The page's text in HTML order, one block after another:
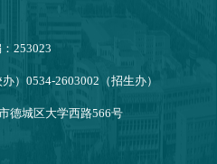
253023
）0534-2603002（招生办）
德城区大学西路566号